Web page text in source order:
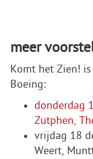
meer
Komt het Zien!
Boeing:
donderdag
Zutphen,
vrijdag 18
Weert,